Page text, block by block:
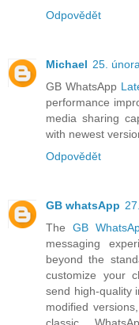
Odpovědět
Michael 25.
GB WhatsApp
performance
media sharing
with newest
Odpovědět
GB whatsApp
TheGB
messaging
beyond the
customize your
send high-quality
modified
classic